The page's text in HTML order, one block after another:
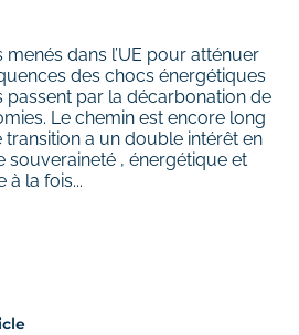
menés dans l’UE pour atténuer
des chocs énergétiques
passent par la décarbonation de
Le chemin est encore long
transition a un double intérêt en
souveraineté , énergétique et
à la fois...